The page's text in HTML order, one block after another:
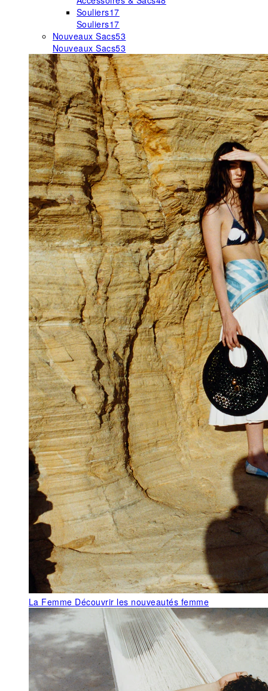
Souliers17
Souliers17
Nouveaux Sacs53
Nouveaux Sacs53
La Femme Découvrir les nouveautés femme